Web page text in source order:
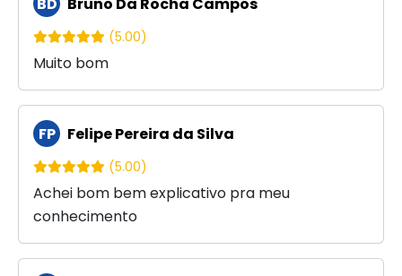
BD Bruno Da Rocha Campos
(5.00)
Muito bom
FP Felipe Pereira da Silva
(5.00)
Achei bom bem explicativo pra meu
conhecimento